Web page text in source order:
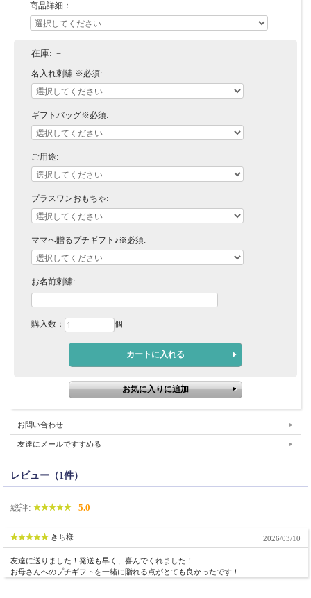
商品詳細：
在庫: －
名入れ刺繍 ※必須:
ギフトバッグ※必須:
ご用途:
プラスワンおもちゃ:
ママへ贈るプチギフト♪※必須:
お名前刺繍:
購入数： 個
お問い合わせ
友達にメールですすめる
レビュー（1件）
総評: 5.0
きち様 2026/03/10
友達に送りました！発送も早く、喜んでくれました！
お母さんへのプチギフトを一緒に贈れる点がとても良かったです！